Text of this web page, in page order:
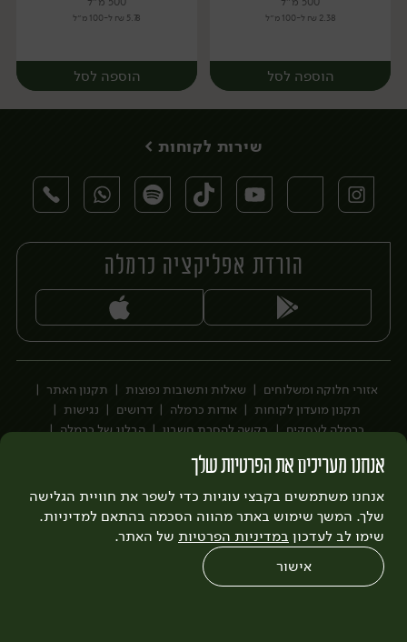
2.38 ₪ ל-100 מ״ל
הוספה לסל
יח׳
5.78 ₪ ל-100 מ״ל
הוספה לסל
יח׳
אנחנו מעריכים את הפרטיות שלך
אנחנו משתמשים בקבצי עוגיות כדי לשפר את חוויית הגלישה
שלך. המשך שימוש באתר מהווה הסכמה בהתאם למדיניות.
שימו לב לעדכון במדיניות הפרטיות של האתר.
אישור
שירות לקוחות >
הורדת אפליקציה כרמלה
אזורי חלוקה ומשלוחים שאלות ותשובות נפוצות
תקנון האתר
תקנון מועדון לקוחות
אודות כרמלה דרושים
נגישות
כרמלה לעסקים
בקשה להסרת חשבון
הבלוג של כרמלה
עיצוב:3bearsפיתוח:Quatro